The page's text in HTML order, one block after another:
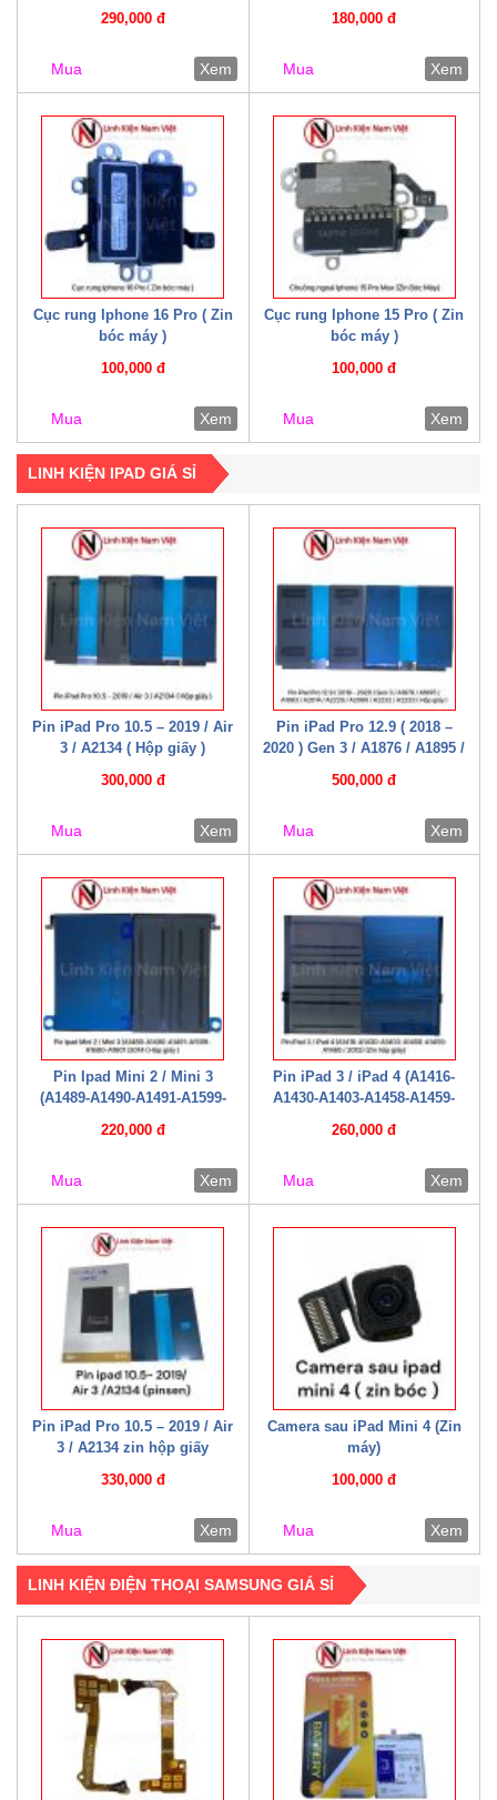
290,000 đ
Mua Xem
180,000 đ
Mua Xem
Cục rung Iphone 16 Pro ( Zin
bóc máy )
100,000 đ
Mua Xem
Cục rung Iphone 15 Pro ( Zin
bóc máy )
100,000 đ
Mua Xem
LINH KIỆN IPAD GIÁ SỈ
Pin iPad Pro 10.5 – 2019 / Air
3 / A2134 ( Hộp giấy )
300,000 đ
Mua Xem
Pin iPad Pro 12.9 ( 2018 –
2020 ) Gen 3 / A1876 / A1895 /
/ A2232 / A2233 / A2043 ( Hộp
500,000 đ
Mua Xem
Pin Ipad Mini 2 / Mini 3
(A1489-A1490-A1491-A1599-
)
220,000 đ
Mua Xem
Pin iPad 3 / iPad 4 (A1416-
A1430-A1403-A1458-A1459-
260,000 đ
Mua Xem
Pin iPad Pro 10.5 – 2019 / Air
3 / A2134 zin hộp giấy
330,000 đ
Mua Xem
Camera sau iPad Mini 4 (Zin
máy)
100,000 đ
Mua Xem
LINH KIỆN ĐIỆN THOẠI SAMSUNG GIÁ SỈ